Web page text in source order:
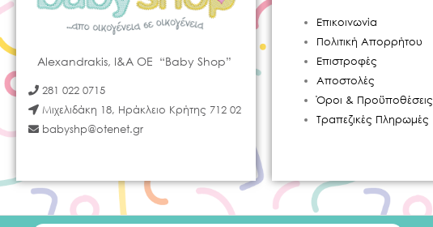
Alexandrakis, I&A OE “Baby Shop”
281 022 0715
Μιχελιδάκη 18, Ηράκλειο Κρήτης 712 02
babyshp@otenet.gr
Επικοινωνία
Πολιτική Απορρήτου
Επιστροφές
Αποστολές
Όροι & Προϋποθέσεις
Τραπεζικές Πληρωμές